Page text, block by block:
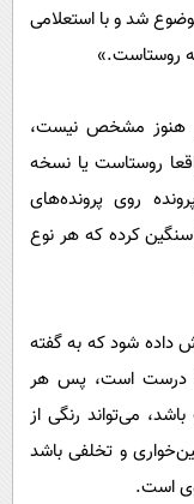
شد و با استعلامی
روستاست.»
هنوز مشخص نیست،
روستاست یا نسخه
روی پرونده‌های
کرده که هر نوع
گزارش داده شود که به گفته
درست است، پس هر
می‌تواند رنگی از
و تخلفی باشد
است.